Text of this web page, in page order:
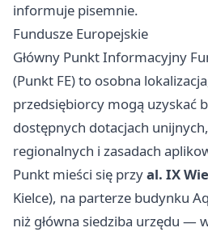
informuje pisemnie.
Fundusze Europejskie
Główny Punkt Informacyjny
(Punkt FE) to osobna
przedsiębiorcy mogą uzyskać
dostępnych dotacjach
regionalnych i zasadach
Punkt mieści się przyal. IX
Kielce), na parterze budynku
niż główna siedziba urzędu —